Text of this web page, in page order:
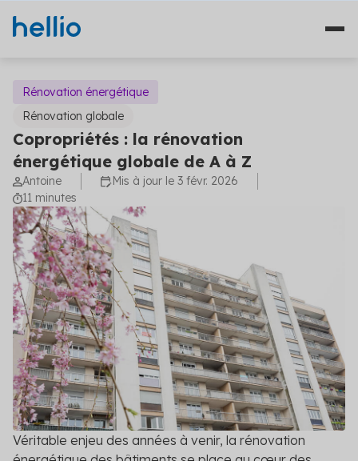
Nos solutions
Études
Travaux
Financement
Plateformes
Fourniture d'énergie
Solutions diagnostics (4)
DPE/PPT
Le DPE et PPT sont obligatoires : mettez vos
copropriétés en conformité
Amélioration DPE
Quittez le statut de passoire thermique et évitez
Qui sommes-nous ?
Témoignages
Ressources
Blog
Contact
Rénovation énergétique
Copropriétés : la rénovation
énergétique globale de A à Z
Rénovation globale
Antoine
Mis à jour le 3 févr. 2026
11 minutes
Véritable enjeu des années à venir, la rénovation